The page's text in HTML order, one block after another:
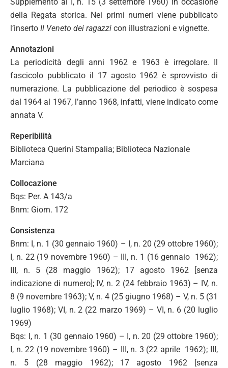
della Regata storica. Nei primi numeri viene pubblicato
l’inserto Il Veneto dei ragazzi con illustrazioni e vignette.
Annotazioni
La periodicità degli anni 1962 e 1963 è irregolare. Il
fascicolo pubblicato il 17 agosto 1962 è sprovvisto di
numerazione. La pubblicazione del periodico è sospesa
dal 1964 al 1967, l’anno 1968, infatti, viene indicato come
annata V.
Reperibilità
Biblioteca Querini Stampalia; Biblioteca Nazionale
Marciana
Collocazione
Bqs: Per. A 143/a
Bnm: Giorn. 172
Consistenza
Bnm: I, n. 1 (30 gennaio 1960) – I, n. 20 (29 ottobre 1960);
I, n. 22 (19 novembre 1960) – III, n. 1 (16 gennaio 1962);
III, n. 5 (28 maggio 1962); 17 agosto 1962 [senza
indicazione di numero]; IV, n. 2 (24 febbraio 1963) – IV, n.
8 (9 novembre 1963); V, n. 4 (25 giugno 1968) – V, n. 5 (31
luglio 1968); VI, n. 2 (22 marzo 1969) – VI, n. 6 (20 luglio
1969)
Bqs: I, n. 1 (30 gennaio 1960) – I, n. 20 (29 ottobre 1960);
I, n. 22 (19 novembre 1960) – III, n. 3 (22 aprile 1962); III,
n. 5 (28 maggio 1962); 17 agosto 1962 [senza